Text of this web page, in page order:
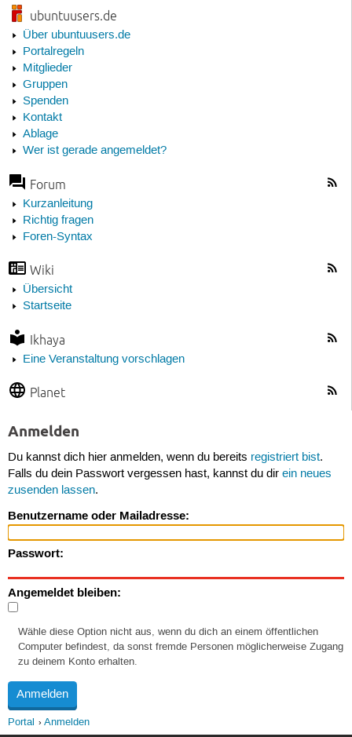
ubuntuusers.de
Über ubuntuusers.de
Portalregeln
Mitglieder
Gruppen
Spenden
Kontakt
Ablage
Wer ist gerade angemeldet?
Forum
Kurzanleitung
Richtig fragen
Foren-Syntax
Wiki
Übersicht
Startseite
Ikhaya
Eine Veranstaltung vorschlagen
Planet
Anmelden
Du kannst dich hier anmelden, wenn du bereits registriert bist.
Falls du dein Passwort vergessen hast, kannst du dir ein neues
zusenden lassen.
Benutzername oder Mailadresse:
Passwort:
Angemeldet bleiben:
Wähle diese Option nicht aus, wenn du dich an einem öffentlichen
Computer befindest, da sonst fremde Personen möglicherweise Zugang
zu deinem Konto erhalten.
Portal Anmelden